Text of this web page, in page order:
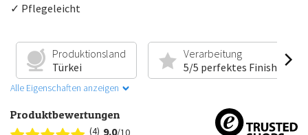
✓ Pflegeleicht
Produktionsland
Türkei
Verarbeitung
5/5 perfektes Finish
Alle Eigenschaften anzeigen
Produktbewertungen
(4) 9.0/10